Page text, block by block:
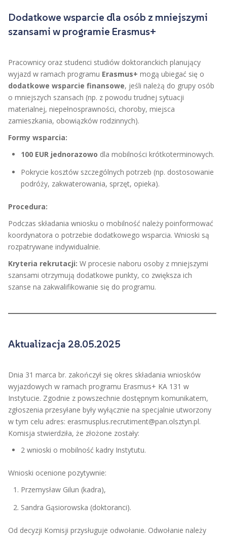
Dodatkowe wsparcie dla osób z mniejszymi
szansami w programie Erasmus+
Pracownicy oraz studenci studiów doktoranckich planujący
wyjazd w ramach programu Erasmus+ mogą ubiegać się o
dodatkowe wsparcie finansowe, jeśli należą do grupy osób
o mniejszych szansach (np. z powodu trudnej sytuacji
materialnej, niepełnosprawności, choroby, miejsca
zamieszkania, obowiązków rodzinnych).
Formy wsparcia:
100 EUR jednorazowo dla mobilności krótkoterminowych.
Pokrycie kosztów szczególnych potrzeb (np. dostosowanie
podróży, zakwaterowania, sprzęt, opieka).
Procedura:
Podczas składania wniosku o mobilność należy poinformować
koordynatora o potrzebie dodatkowego wsparcia. Wnioski są
rozpatrywane indywidualnie.
Kryteria rekrutacji: W procesie naboru osoby z mniejszymi
szansami otrzymują dodatkowe punkty, co zwiększa ich
szanse na zakwalifikowanie się do programu.
Aktualizacja 28.05.2025
Dnia 31 marca br. zakończył się okres składania wniosków
wyjazdowych w ramach programu Erasmus+ KA 131 w
Instytucie. Zgodnie z powszechnie dostępnym komunikatem,
zgłoszenia przesyłane były wyłącznie na specjalnie utworzony
w tym celu adres: erasmusplus.recrutiment@pan.olsztyn.pl.
Komisja stwierdziła, że złożone zostały:
2 wnioski o mobilność kadry Instytutu.
Wnioski ocenione pozytywnie:
Przemysław Gilun (kadra),
Sandra Gąsiorowska (doktoranci).
Od decyzji Komisji przysługuje odwołanie. Odwołanie należy